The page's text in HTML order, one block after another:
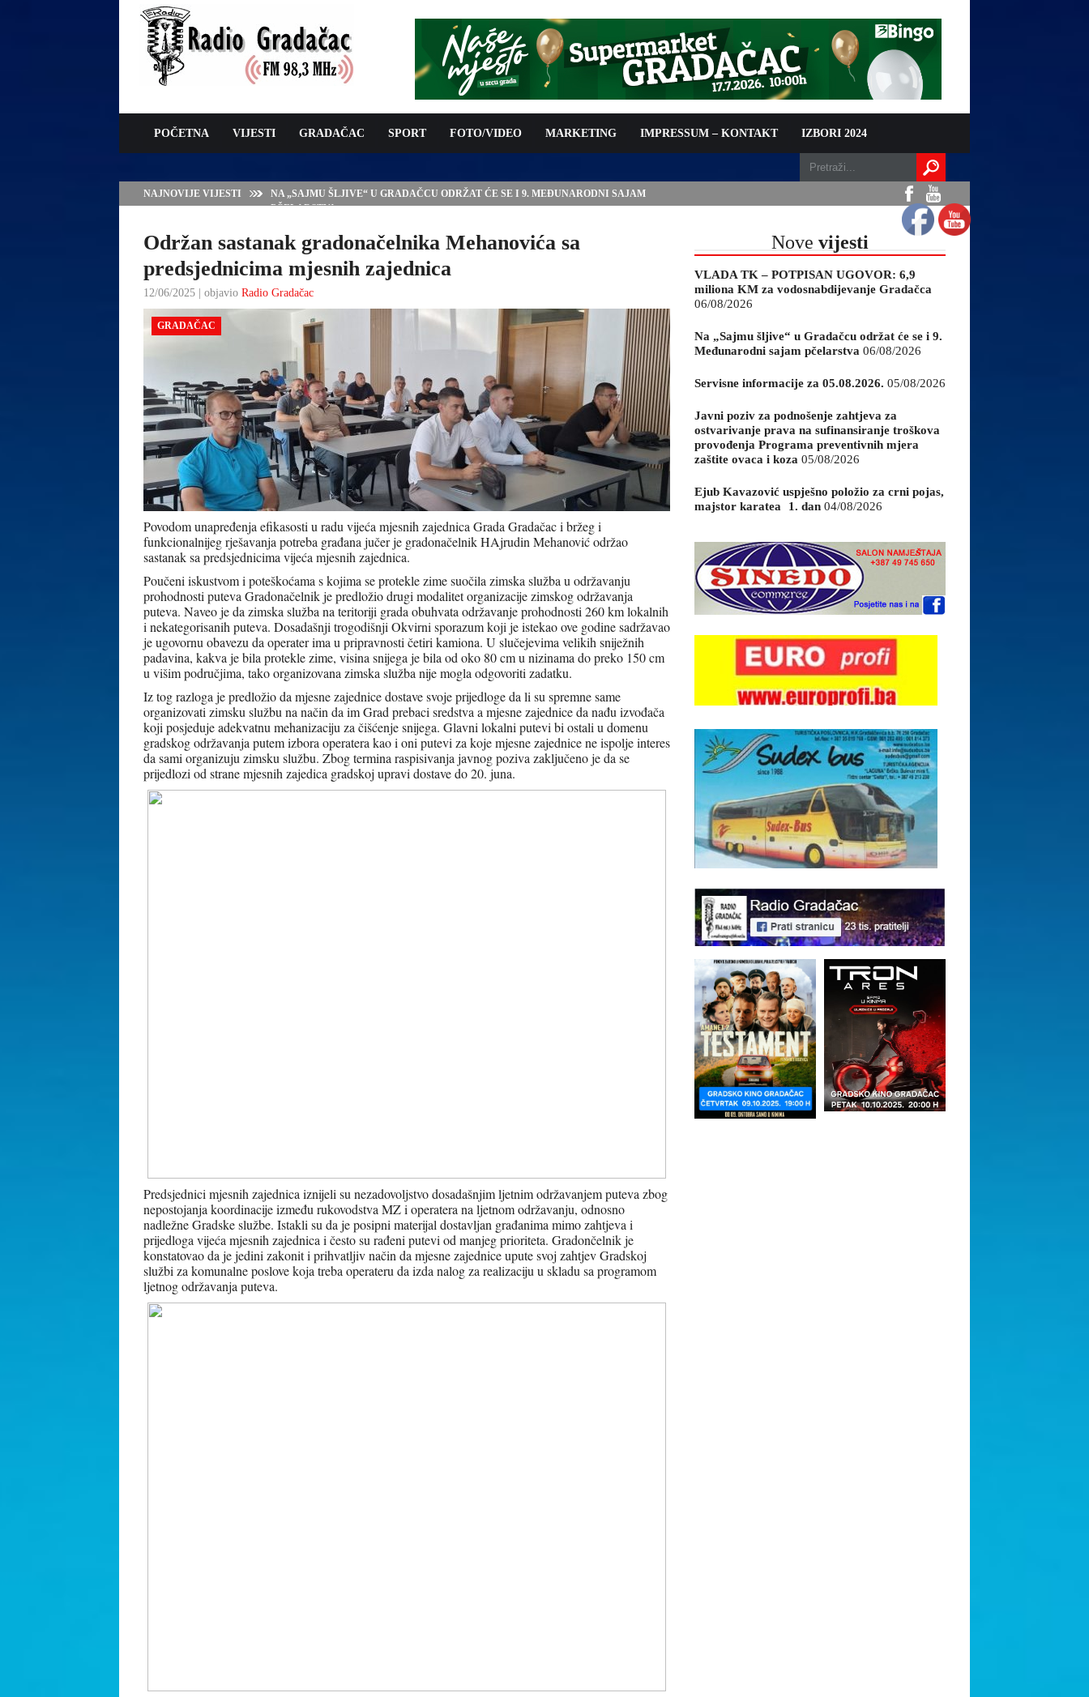
POČETNA VIJESTI GRADAČAC SPORT FOTO/VIDEO MARKETING IMPRESSUM – KONTAKT IZBORI 2024
NAJNOVIJE VIJESTI SERVISNE INFORMACIJE ZA 05.08.2026.
Održan sastanak gradonačelnika Mehanovića sa
predsjednicima mjesnih zajednica
12/06/2025 | objavio Radio Gradačac
GRADAČAC
Povodom unapređenja efikasosti u radu vijeća mjesnih zajednica Grada Gradačac i bržeg i
funkcionalnijeg rješavanja potreba građana jučer je gradonačelnik HAjrudin Mehanović održao
sastanak sa predsjednicima vijeća mjesnih zajednica.
Poučeni iskustvom i poteškoćama s kojima se protekle zime suočila zimska služba u održavanju
prohodnosti puteva Gradonačelnik je predložio drugi modalitet organizacije zimskog održavanja
puteva. Naveo je da zimska služba na teritoriji grada obuhvata održavanje prohodnosti 260 km lokalnih
i nekategorisanih puteva. Dosadašnji trogodišnji Okvirni sporazum koji je istekao ove godine sadržavao
je ugovornu obavezu da operater ima u pripravnosti četiri kamiona. U slučejevima velikih sniježnih
padavina, kakva je bila protekle zime, visina snijega je bila od oko 80 cm u nizinama do preko 150 cm
u višim područjima, tako organizovana zimska služba nije mogla odgovoriti zadatku.
Iz tog razloga je predložio da mjesne zajednice dostave svoje prijedloge da li su spremne same
organizovati zimsku službu na način da im Grad prebaci sredstva a mjesne zajednice da nađu izvođača
koji posjeduje adekvatnu mehanizaciju za čišćenje snijega. Glavni lokalni putevi bi ostali u domenu
gradskog održavanja putem izbora operatera kao i oni putevi za koje mjesne zajednice ne ispolje interes
da sami organizuju zimsku službu. Zbog termina raspisivanja javnog poziva zaključeno je da se
prijedlozi od strane mjesnih zajedica gradskoj upravi dostave do 20. juna.
Predsjednici mjesnih zajednica iznijeli su nezadovoljstvo dosadašnjim ljetnim održavanjem puteva zbog
nepostojanja koordinacije između rukovodstva MZ i operatera na ljetnom održavanju, odnosno
nadležne Gradske službe. Istakli su da je posipni materijal dostavljan građanima mimo zahtjeva i
prijedloga vijeća mjesnih zajednica i često su rađeni putevi od manjeg prioriteta. Gradončelnik je
konstatovao da je jedini zakonit i prihvatljiv način da mjesne zajednice upute svoj zahtjev Gradskoj
službi za komunalne poslove koja treba operateru da izda nalog za realizaciju u skladu sa programom
ljetnog održavanja puteva.
Nove vijesti
VLADA TK – POTPISAN UGOVOR: 6,9
miliona KM za vodosnabdijevanje Gradačca
06/08/2026
Na „Sajmu šljive“ u Gradačcu održat će se i 9.
Međunarodni sajam pčelarstva 06/08/2026
Servisne informacije za 05.08.2026. 05/08/2026
Javni poziv za podnošenje zahtjeva za
ostvarivanje prava na sufinansiranje troškova
provođenja Programa preventivnih mjera
zaštite ovaca i koza 05/08/2026
Ejub Kavazović uspješno položio za crni pojas,
majstor karatea 1. dan 04/08/2026